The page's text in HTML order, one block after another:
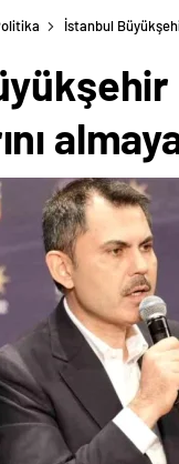
İstanbul